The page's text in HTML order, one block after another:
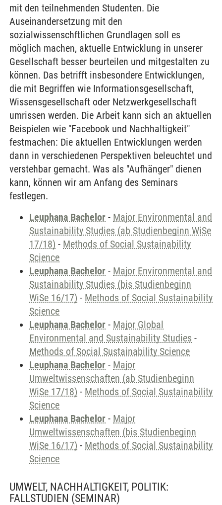
mit den teilnehmenden Studenten. Die
Auseinandersetzung mit den
sozialwissenschftlichen Grundlagen soll es
möglich machen, aktuelle Entwicklung in unserer
Gesellschaft besser beurteilen und mitgestalten zu
können. Das betrifft insbesondere Entwicklungen,
die mit Begriffen wie Informationsgesellschaft,
Wissensgesellschaft oder Netzwerkgesellschaft
umrissen werden. Die Arbeit kann sich an aktuellen
Beispielen wie "Facebook und Nachhaltigkeit"
festmachen: Die aktuellen Entwicklungen werden
dann in verschiedenen Perspektiven beleuchtet und
verstehbar gemacht. Was als "Aufhänger" dienen
kann, können wir am Anfang des Seminars
festlegen.
Leuphana Bachelor - Major Environmental and
Sustainability Studies (ab Studienbeginn WiSe
17/18) - Methods of Social Sustainability
Science
Leuphana Bachelor - Major Environmental and
Sustainability Studies (bis Studienbeginn
WiSe 16/17) - Methods of Social Sustainability
Science
Leuphana Bachelor - Major Global
Environmental and Sustainability Studies -
Methods of Social Sustainability Science
Leuphana Bachelor - Major
Umweltwissenschaften (ab Studienbeginn
WiSe 17/18) - Methods of Social Sustainability
Science
Leuphana Bachelor - Major
Umweltwissenschaften (bis Studienbeginn
WiSe 16/17) - Methods of Social Sustainability
Science
UMWELT, NACHHALTIGKEIT, POLITIK:
FALLSTUDIEN (SEMINAR)